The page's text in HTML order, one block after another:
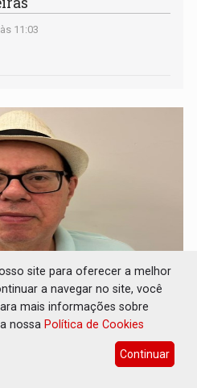
11:03
Porto Velho vivência
ouro ao longo do rio
site para oferecer a melhor
a navegar no site, você
mais informações sobre
nossa Política de Cookies
Continuar